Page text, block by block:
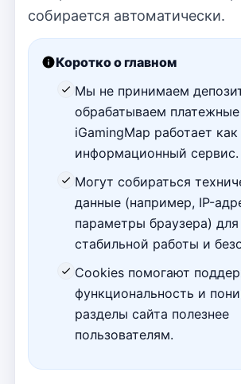
собирается автоматически.
Коротко о главном
Мы не принимаем
обрабатываем
iGamingMap работает как
информационный сервис.
Могут собираться
данные (например, IP-
параметры браузера) для
стабильной работы и
Cookies помогают
функциональность и
разделы сайта полезнее
пользователям.